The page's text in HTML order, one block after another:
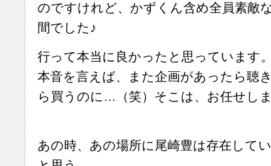
のですけれど、かずくん含め全員素敵
間でした♪
行って本当に良かったと思っています
本音を言えば、また企画があったら聴
ら買うのに…（笑）そこは、お任せし
あの時、あの場所に尾崎豊は存在して